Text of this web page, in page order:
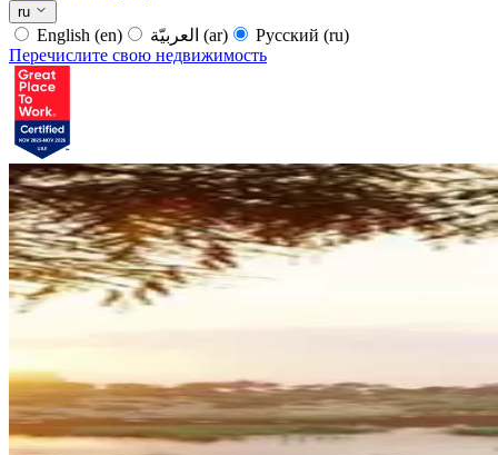
ru
English (en) (ar) Русский (ru)
Перечислите свою недвижимость